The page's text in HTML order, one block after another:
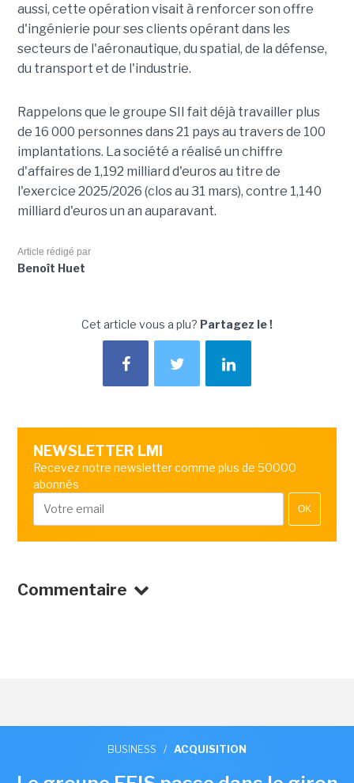
aussi, cette opération visait à renforcer son offre
d'ingénierie pour ses clients opérant dans les
secteurs de l'aéronautique, du spatial, de la défense,
du transport et de l'industrie.
Rappelons que le groupe SII fait déjà travailler plus
de 16 000 personnes dans 21 pays au travers de 100
implantations. La société a réalisé un chiffre
d'affaires de 1,192 milliard d'euros au titre de
l'exercice 2025/2026 (clos au 31 mars), contre 1,140
milliard d'euros un an auparavant.
Article rédigé par
Benoît Huet
Cet article vous a plu? Partagez le !
NEWSLETTER LMI
Recevez notre newsletter comme plus de 50000
abonnés
OK
Commentaire
BUSINESS / ACQUISITION